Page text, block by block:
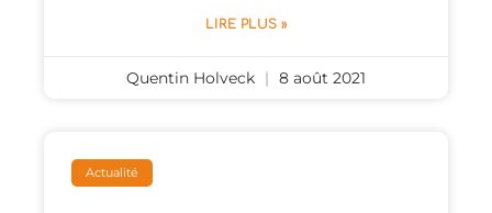
LIRE PLUS »
Quentin Holveck 8 août 2021
Actualité